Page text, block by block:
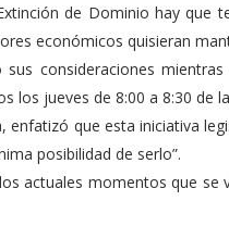
de Dominio hay que
económicos quisieran
sus consideraciones
los jueves de 8:00 a 8:30 de
enfatizó que esta iniciativa
posibilidad de serlo”.
actuales momentos que